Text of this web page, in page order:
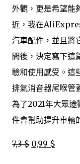
外觀，更是希望能
近，我在
汽車配件，並且將
間後，決定寫下這
驗和使用感受。這
排氣消音器尾喉管
為了2021年大眾
件會幫助提升車輛
7,3 $ 0,99 $